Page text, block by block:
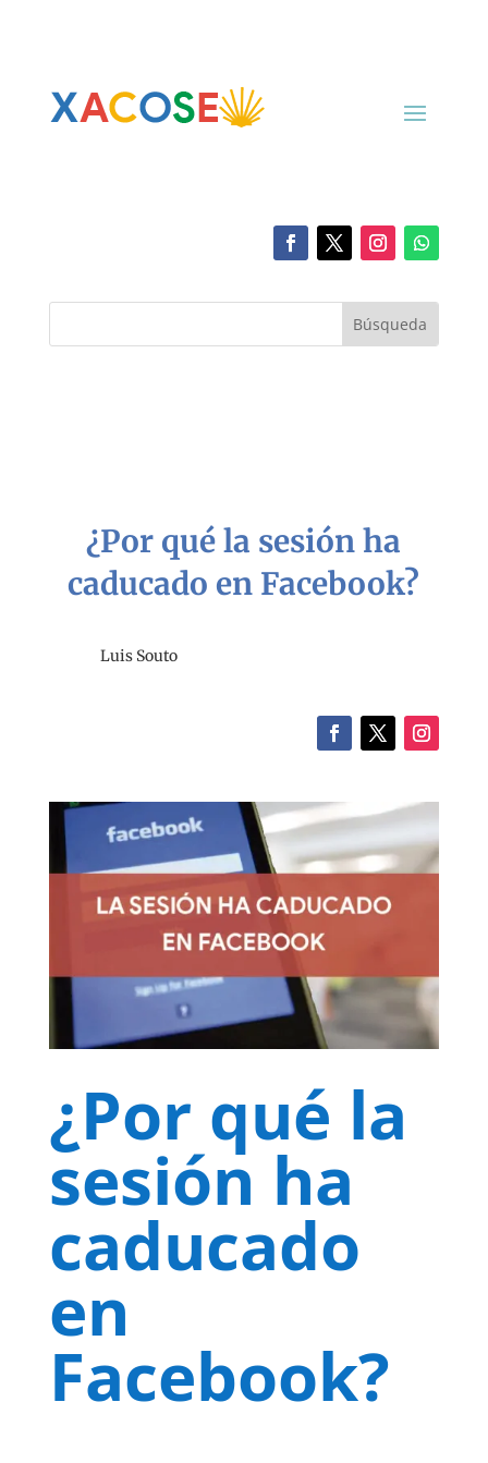
¿Por qué la sesión ha
caducado en Facebook?
Luis Souto
¿Por qué la
sesión ha
caducado
en
Facebook?